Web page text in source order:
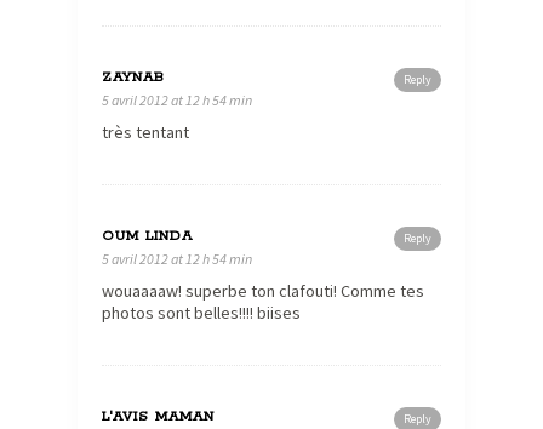
Reply
ZAYNAB
5 avril 2012 at 12 h 54 min
très tentant
Reply
OUM LINDA
5 avril 2012 at 12 h 54 min
wouaaaaw! superbe ton clafouti! Comme tes
photos sont belles!!!! biises
Reply
L'AVIS MAMAN